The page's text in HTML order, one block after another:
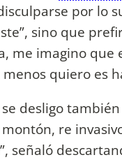
por lo
sino que
me imagino que
quiero es
desligo
re
señaló